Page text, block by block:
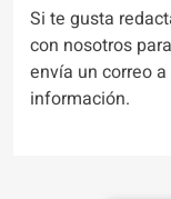
Si te gusta
con nosotros
envía un correo
información.